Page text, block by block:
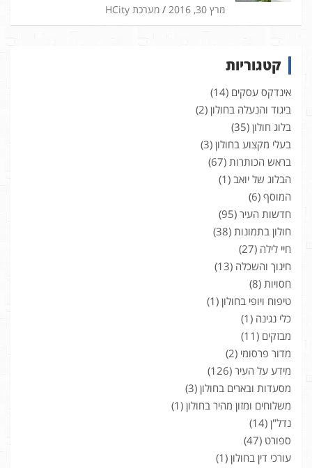
מרץ 30, 2016 מערכת HCity
קטגוריות
אינדקס עסקים (14)
ביגוד והנעלה בחולון (2)
בלוג חולון (35)
בעלי מקצוע בחולון (3)
בראש הכותרות (67)
הבלוג של יואב (1)
המוסף (6)
חדשות העיר (95)
חולון בתמונות (38)
חיי לילה (27)
חינוך והשכלה (13)
חסויות (8)
טיפוח ויופי בחולון (1)
כלי נגינה (1)
מבזקים (11)
מדור פרסומי (2)
מידע על העיר (126)
מסעדות ובארים בחולון (3)
משלוחים ומזון מהיר בחולון (1)
נדל"ן (14)
ספורט (47)
עורכי דין בחולון (1)